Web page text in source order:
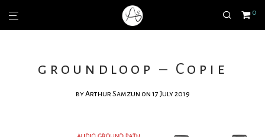
0
groundloop – Copie
byArthur Samzun on 17 July 2019